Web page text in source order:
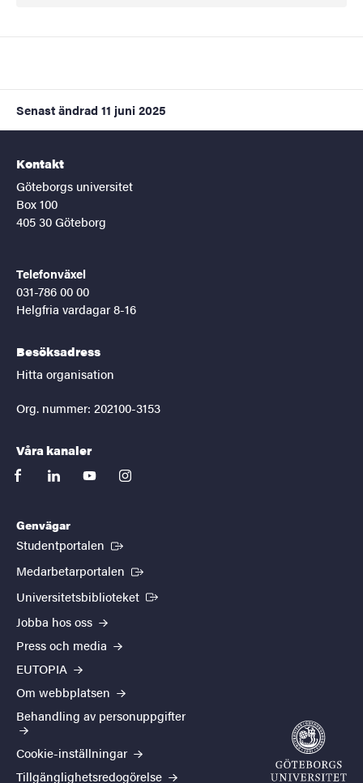
Senast ändrad 11 juni 2025
Kontakt
Göteborgs universitet
Box 100
405 30 Göteborg
Telefonväxel
031-786 00 00
Helgfria vardagar 8-16
Besöksadress
Hitta organisation
Org. nummer: 202100-3153
Våra kanaler
facebooklinkedinyoutubeinstagram
Genvägar
Studentportalen (Extern länk)
Medarbetarportalen (Extern länk)
Universitetsbiblioteket (Extern länk)
Jobba hos oss
Press och media
EUTOPIA
Om webbplatsen
Behandling av personuppgifter
Cookie-inställningar
Tillgänglighetsredogörelse